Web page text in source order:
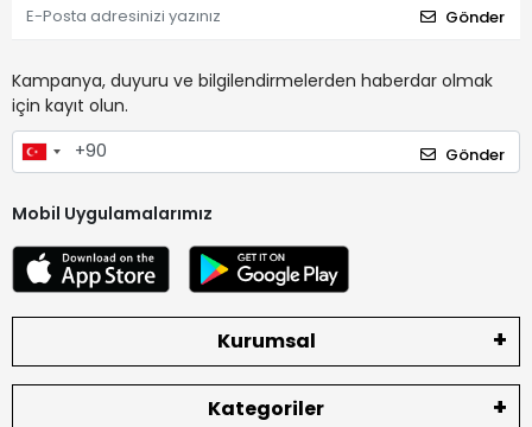
Gönder
Kampanya, duyuru ve bilgilendirmelerden haberdar olmak
için kayıt olun.
Gönder
Mobil Uygulamalarımız
Kurumsal
Kategoriler